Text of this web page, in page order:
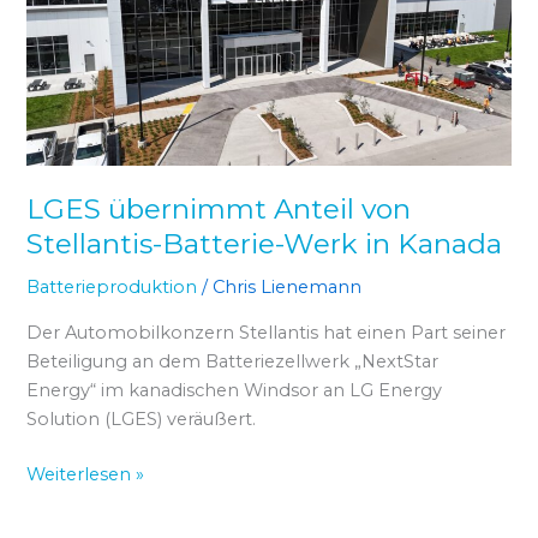
LGES übernimmt Anteil von
Stellantis-Batterie-Werk in Kanada
Batterieproduktion / Chris Lienemann
Der Automobilkonzern Stellantis hat einen Part seiner
Beteiligung an dem Batteriezellwerk „NextStar
Energy“ im kanadischen Windsor an LG Energy
Solution (LGES) veräußert.
Stellantis-
Batterie-
Werk
in
Kanada
Weiterlesen »